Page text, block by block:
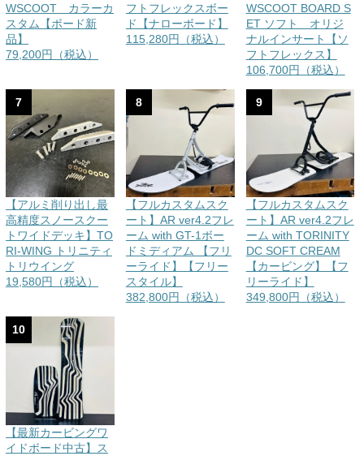
WSCOOT カラーカ
スタム【ボード新
品】
79,200円（税込）
フトフレックスボー
ド【ナローボード】
115,280円（税込）
WSCOOT BOARD S
ET ソフト オリジ
ナルインサート【ソ
フトフレックス】
106,700円（税込）
7
【アルミ削り出し最
高精度スノースクー
トワイドデッキ】TO
RI-WING トリニティ
トリウイング
19,580円（税込）
8
【フルカスタムスク
ート】AR ver4.2フレ
ーム with GT-1ボー
ドミディアム 【フリ
ーライド】【フリー
スタイル】
382,800円（税込）
9
【フルカスタムスク
ート】AR ver4.2フレ
ーム with TORINITY
DC SOFT CREAM
【カービング】【フ
リーライド】
349,800円（税込）
10
【最新カービングワ
イドボード中古】ス